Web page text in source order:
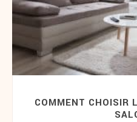
COMMENT CHOISIR